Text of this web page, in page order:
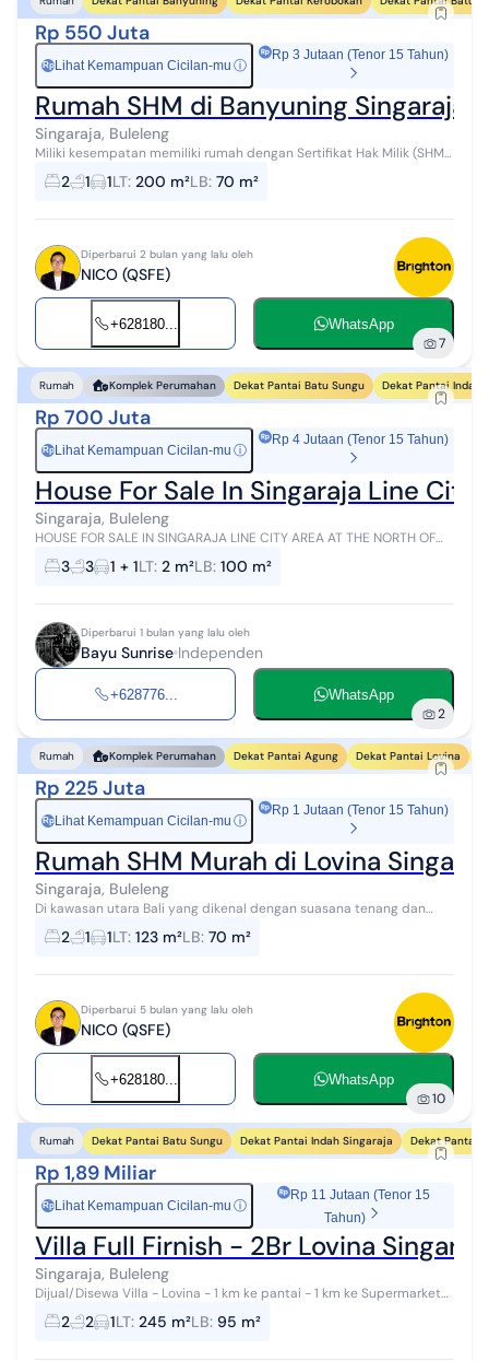
Rp 550 Juta
Rp Lihat Kemampuan Cicilan-mu ⓘ
Rp 3 Jutaan (Tenor 15 Tahun)
Rumah SHM di Banyuning Singaraja
Singaraja, Buleleng
Miliki kesempatan memiliki rumah dengan Sertifikat Hak Milik (SHM)
di kawasan Banyuning, Singaraja - Kabupaten Buleleng, salah satu
wilayah yang te...
2 1 1LT: 200 m²LB: 70 m²
Diperbarui 2 bulan yang lalu oleh
NICO (QSFE)
+628180... WhatsApp
7
Rumah Komplek Perumahan Dekat Pantai Batu Sungu Dekat Pantai Indah
Rp 700 Juta
Rp Lihat Kemampuan Cicilan-mu ⓘ
Rp 4 Jutaan (Tenor 15 Tahun)
House For Sale In Singaraja Line
Singaraja, Buleleng
HOUSE FOR SALE IN SINGARAJA LINE CITY AREA AT THE NORTH OF
BALI. Discover a rare opportunity to own a house in Singaraja LC
area, one of the most ...
3 3 1 + 1LT: 2 m²LB: 100 m²
Diperbarui 1 bulan yang lalu oleh
Bayu Sunrise Independen
+628776... WhatsApp
2
Rumah Komplek Perumahan Dekat Pantai Agung Dekat Pantai Lovina
Rp 225 Juta
Rp Lihat Kemampuan Cicilan-mu ⓘ
Rp 1 Jutaan (Tenor 15 Tahun)
Rumah SHM Murah di Lovina
Singaraja, Buleleng
Di kawasan utara Bali yang dikenal dengan suasana tenang dan
perkembangan pariwisata yang terus meningkat, tersedia sebuah
rumah dengan harga yang ...
2 1 1LT: 123 m²LB: 70 m²
Diperbarui 5 bulan yang lalu oleh
NICO (QSFE)
+628180... WhatsApp
10
Rumah Dekat Pantai Batu Sungu Dekat Pantai Indah Singaraja Dekat Pantai
Rp 1,89 Miliar
Rp Lihat Kemampuan Cicilan-mu ⓘ
Rp 11 Jutaan (Tenor 15
Tahun)
Villa Full Firnish - 2Br Lovina
Singaraja, Buleleng
Dijual/Disewa Villa - Lovina - 1 km ke pantai - 1 km ke Supermarket
Pepito & restoran. Detail: - Luas tanah: 245m2 - Luas bangunan:
95m2 - Kamar t...
2 2 1LT: 245 m²LB: 95 m²